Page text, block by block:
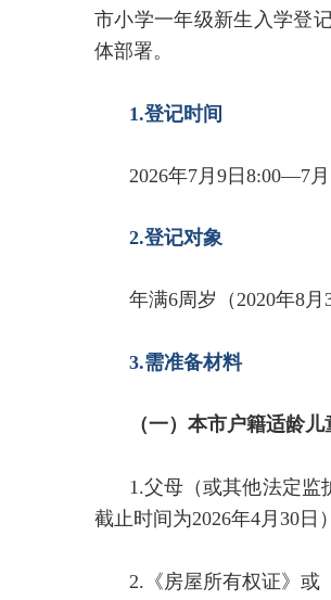
市小学一年级新生入学登
体部署。
1.登记时间
2026年7月9日8:00—7月
2.登记对象
年满6周岁（2020年8月
3.需准备材料
（一）本市户籍适龄儿
1.父母（或其他法定监
截止时间为2026年4月30日
2.《房屋所有权证》或